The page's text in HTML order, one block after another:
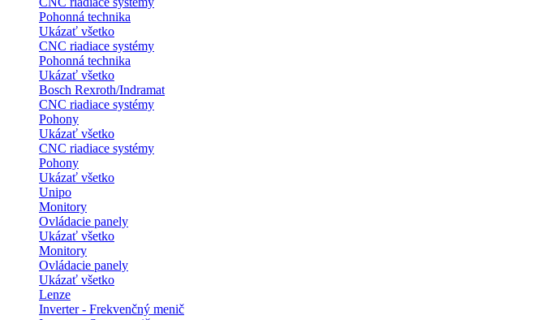
Pohonná technika
Ukázať všetko
CNC riadiace systémy
Pohonná technika
Ukázať všetko
Bosch Rexroth/Indramat
CNC riadiace systémy
Pohony
Ukázať všetko
CNC riadiace systémy
Pohony
Ukázať všetko
Unipo
Monitory
Ovládacie panely
Ukázať všetko
Monitory
Ovládacie panely
Ukázať všetko
Lenze
Inverter - Frekvenčný menič